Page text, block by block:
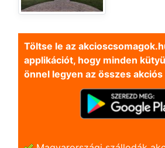
Töltse le az
applikációt, hogy minden
önnel legyen az összes akciós